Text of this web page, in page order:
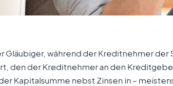
während der Kreditnehmer der
den der Kreditnehmer an den
Kapitalsumme nebst Zinsen in –